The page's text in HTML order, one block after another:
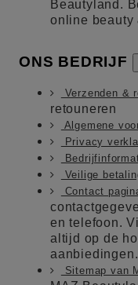
Beautyland.
online beauty
ONS BEDRIJF
Verzenden &
retouneren
Algemene
Privacy
Veilige
Contact
en telefoon.
altijd op de
aanbiedingen.
Sitemap van